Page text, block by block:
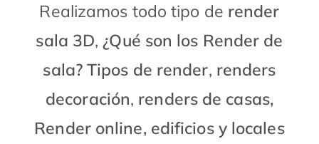
Realizamos todo tipo de render
sala 3D, ¿Qué son los Render de
sala? Tipos de render, renders
decoración, renders de casas,
Render online, edificios y locales